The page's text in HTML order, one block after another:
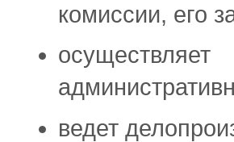
комиссии, его
ведет